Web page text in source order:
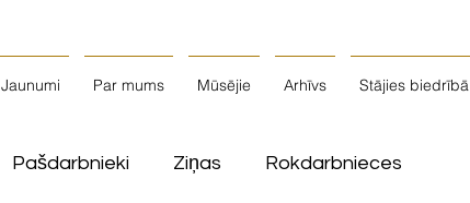
Jaunumi Par mums Mūsējie Arhīvs Stājies biedrībā
Pašdarbnieki Ziņas Rokdarbnieces